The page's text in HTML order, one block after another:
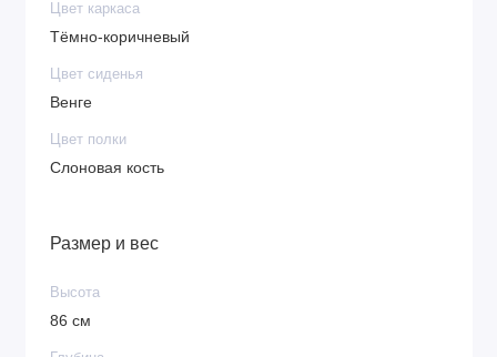
Цвет каркаса
Тёмно-коричневый
Цвет сиденья
Венге
Цвет полки
Слоновая кость
Размер и вес
Высота
86 см